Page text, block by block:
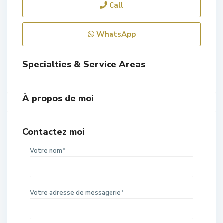
Call
WhatsApp
Specialties & Service Areas
À propos de moi
Contactez moi
Votre nom*
Votre adresse de messagerie*